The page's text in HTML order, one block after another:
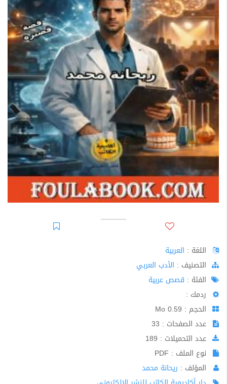
اللغة : العربية
اﻟﺘﺼﻨﻴﻒ : الأدب العربي
الفئة : قصص عربية
ردمك :
الحجم : 0.59 Mo
عدد الصفحات : 33
عدد التحميلات : 189
نوع الملف : PDF
المؤلف : ريحانة محمد